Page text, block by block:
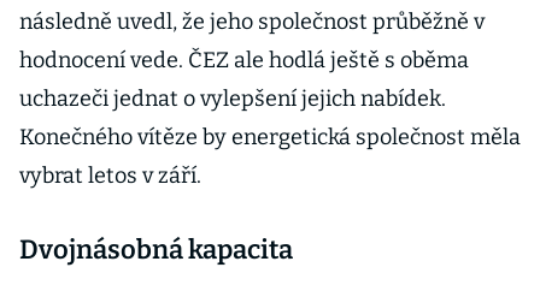
následně uvedl, že jeho společnost průběžně v
hodnocení vede. ČEZ ale hodlá ještě s oběma
uchazeči jednat o vylepšení jejich nabídek.
Konečného vítěze by energetická společnost měla
vybrat letos v září.
Dvojnásobná kapacita